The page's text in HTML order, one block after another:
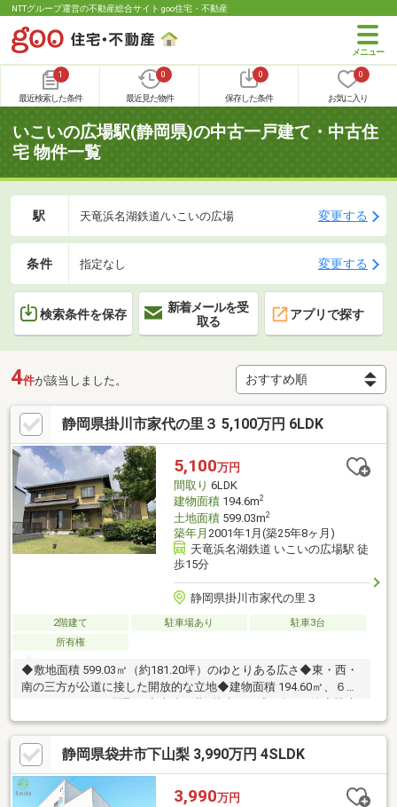
NTTグループ運営の不動産総合サイト goo住宅・不動産
1
最近検索した条件
0
最近見た物件
0
保存した条件
0
お気に入り
いこいの広場駅(静岡県)の中古一戸建て・中古住
宅 物件一覧
駅 天竜浜名湖鉄道/いこいの広場 変更する
条件 指定なし 変更する
検索条件を保存
新着メールを受
取る
アプリで探す
4件が該当しました。
静岡県掛川市家代の里３ 5,100万円 6LDK
5,100万円
間取り 6LDK
建物面積194.6m2
土地面積599.03m2
築年月 2001年1月(築25年8ヶ月)
天竜浜名湖鉄道 いこいの広場駅 徒
歩15分
静岡県掛川市家代の里３
2階建て 駐車場あり
駐車3台
所有権
◆敷地面積 599.03㎡（約181.20坪）のゆとりある広さ◆東・西・
南の三方が公道に接した開放的な立地◆建物面積 194.60㎡、６
4台可（※現地状況による）◆「いこいの広場」駅 徒歩15分◆ス
ーパー（徒歩9分）やコンビニ（徒歩3分）など生活施設が徒歩圏
◆第一種低層住居専用地域の落ち着いた住環境
静岡県袋井市下山梨 3,990万円 4SLDK
3,990万円